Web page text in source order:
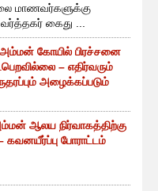
மாணவர்களுக்கு
கைது ...
கோயில் பிரச்சனை
– எதிர்வரும்
அழைக்கப்படும்
ஆலய நிர்வாகத்திற்கு
போராட்டம்